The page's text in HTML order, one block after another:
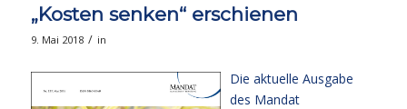
„Kosten senken“ erschienen
9. Mai 2018 / in
Die aktuelle Ausgabe
des Mandat